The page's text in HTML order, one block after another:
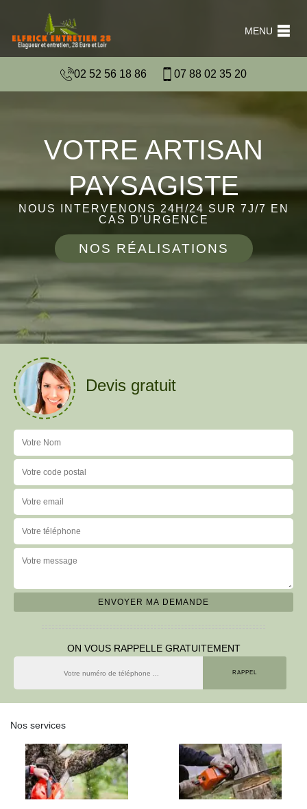
MENU
02 52 56 18 86 07 88 02 35 20
VOTRE ARTISAN
PAYSAGISTE
NOUS INTERVENONS 24H/24 SUR 7J/7 EN
CAS D'URGENCE
NOS RÉALISATIONS
Devis gratuit
ON VOUS RAPPELLE GRATUITEMENT
Nos services